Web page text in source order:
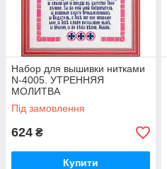
Набор для вышивки нитками
N-4005. УТРЕННЯЯ
МОЛИТВА
Під замовлення
624 ₴
Купити